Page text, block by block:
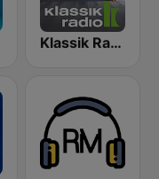
Klassik Radio Yoga